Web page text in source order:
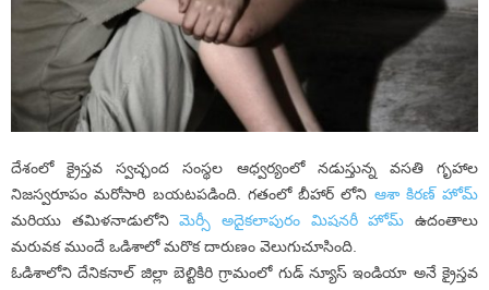
దేశంలో క్రైస్తవ స్వచ్ఛంద సంస్థల ఆధ్వర్యంలో నడుస్తున్న వసతి గృహాల
నిజస్వరూపం మరోసారి బయటపడింది. గతంలో బీహార్ లోని ఆశా కిరణ్ హోమ్
మరియు తమిళనాడులోనిమెర్సీ అదైకలాపురం మిషనరీ హోమ్ ఉదంతాలు
మరువక ముందే ఒడిశాలో మరొక దారుణం వెలుగుచూసింది.
ఓడిశాలోని దేనికనాల్ జిల్లా బెల్టికిరి గ్రామంలో గుడ్ న్యూస్ ఇండియా అనే క్రైస్తవ